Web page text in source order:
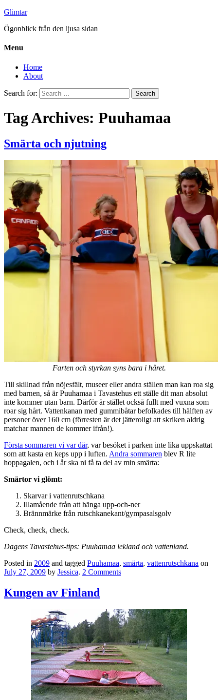
Glimtar
Ögonblick från den ljusa sidan
Menu
Home
About
Search for:
Tag Archives: Puuhamaa
Smärta och njutning
Farten och styrkan syns bara i håret.
Till skillnad från nöjesfält, museer eller andra ställen man kan roa sig
med barnen, så är Puuhamaa i Tavastehus ett ställe dit man absolut
inte kommer utan barn. Därför är stället också fullt med vuxna som
roar sig hårt. Vattenkanan med gummibåtar befolkades till hälften av
personer över 160 cm (förresten är det jätteroligt att skriken aldrig
matchar mannen de kommer ifrån!).
Första sommaren vi var där, var besöket i parken inte lika uppskattat
som att kasta en keps upp i luften. Andra sommaren blev R lite
hoppagalen, och i år ska ni få ta del av min smärta:
Smärtor vi glömt:
Skarvar i vattenrutschkana
Illamående från att hänga upp-och-ner
Brännmärke från rutschkanekant/gympasalsgolv
Check, check, check.
Dagens Tavastehus-tips: Puuhamaa lekland och vattenland.
Posted in 2009 and tagged Puuhamaa, smärta, vattenrutschkana on
July 27, 2009 by Jessica. 2 Comments
Kungen av Finland